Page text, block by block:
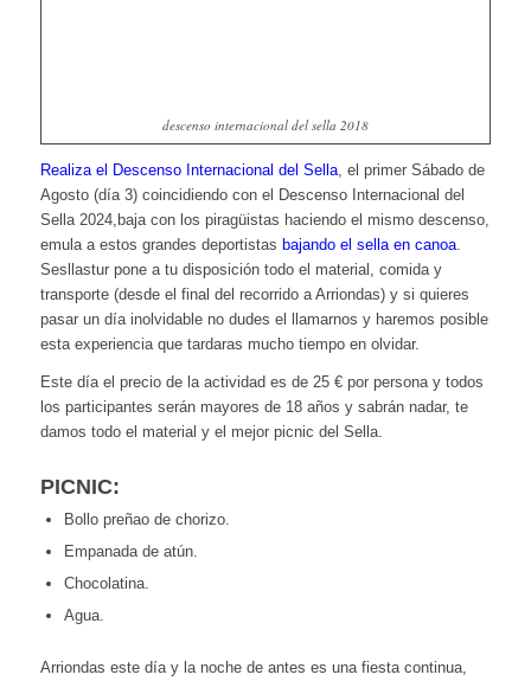
descenso internacional del sella 2018
Realiza el Descenso Internacional del Sella, el primer Sábado de
Agosto (día 3) coincidiendo con el Descenso Internacional del
Sella 2024,baja con los piragüistas haciendo el mismo descenso,
emula a estos grandes deportistas bajando el sella en canoa.
Sesllastur pone a tu disposición todo el material, comida y
transporte (desde el final del recorrido a Arriondas) y si quieres
pasar un día inolvidable no dudes el llamarnos y haremos posible
esta experiencia que tardaras mucho tiempo en olvidar.
Este día el precio de la actividad es de 25 € por persona y todos
los participantes serán mayores de 18 años y sabrán nadar, te
damos todo el material y el mejor picnic del Sella.
PICNIC:
Bollo preñao de chorizo.
Empanada de atún.
Chocolatina.
Agua.
Arriondas este día y la noche de antes es una fiesta continua,